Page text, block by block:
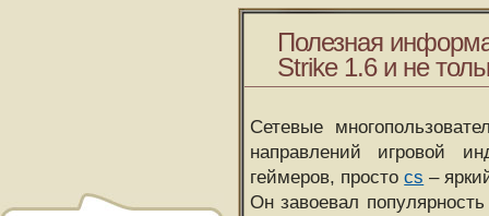
Полезная
Strike 1.6 и не
Сетевые
направлений игровой
геймеров, простоcs –
Он завоевал